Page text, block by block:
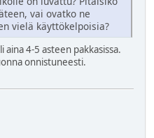
vai ovatko ne
vielä käyttökelpoisia?
aina 4-5 asteen pakkasissa.
onnistuneesti.